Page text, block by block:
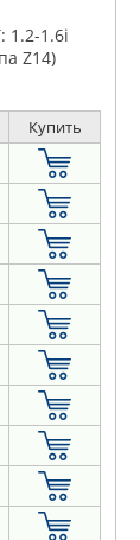
1.2-1.6i
Z14)
Купить